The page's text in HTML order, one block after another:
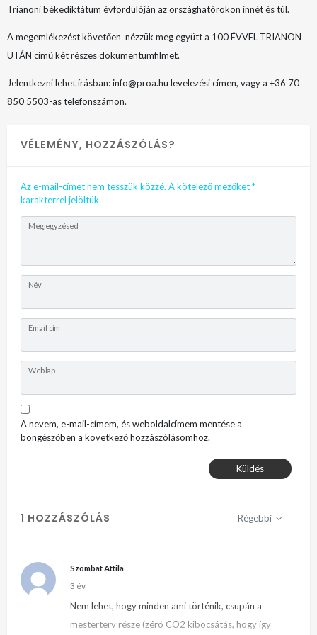
Trianoni békediktátum évfordulóján az országhatórokon innét és túl.
A megemlékezést követően nézzük meg együtt a 100 ÉVVEL TRIANON
UTÁN című két részes dokumentumfilmet.
Jelentkezni lehet írásban: info@proa.hu levelezési címen, vagy a +36 70
850 5503-as telefonszámon.
VÉLEMÉNY, HOZZÁSZÓLÁS?
Az e-mail-címet nem tesszük közzé. A kötelező mezőket*
karakterrel jelöltük
Megjegyzésed
Név
Email cím
Weblap
A nevem, e-mail-címem, és weboldalcímem mentése a
böngészőben a következő hozzászólásomhoz.
Küldés
1 HOZZÁSZÓLÁS Régebbi
Szombat Attila
3 év
Nem lehet, hogy minden ami történik, csupán a
mesterterv része (zéró CO2 kibocsátás, hogy így